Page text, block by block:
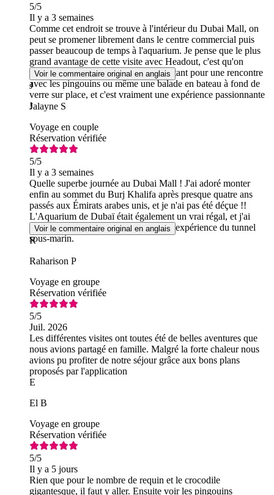
5/5
Il y a 3 semaines
Comme cet endroit se trouve à l'intérieur du Dubai Mall, on
peut se promener librement dans le centre commercial puis
passer beaucoup de temps à l'aquarium. Je pense que le plus
grand avantage de cette visite avec Headout, c'est qu'on
pouvait enrichir son expérience en optant pour une rencontre
avec les pingouins ou même une balade en bateau à fond de
verre sur place, et c'est vraiment une expérience passionnante
!
Voir le commentaire original en anglais
J
Jalayne S
Voyage en couple
Réservation vérifiée
5/5
Il y a 3 semaines
Quelle superbe journée au Dubai Mall ! J'ai adoré monter
enfin au sommet du Burj Khalifa après presque quatre ans
passés aux Émirats arabes unis, et je n'ai pas été déçue !!
L'Aquarium de Dubaï était également un vrai régal, et j'ai
particulièrement apprécié l'incroyable expérience du tunnel
sous-marin.
Voir le commentaire original en anglais
R
Raharison P
Voyage en groupe
Réservation vérifiée
5/5
Juil. 2026
Les différentes visites ont toutes été de belles aventures que
nous avions partagé en famille. Malgré la forte chaleur nous
avions pu profiter de notre séjour grâce aux bons plans
proposés par l'application
E
El B
Voyage en groupe
Réservation vérifiée
5/5
Il y a 5 jours
Rien que pour le nombre de requin et le crocodile
gigantesque, il faut y aller. Ensuite voir les pingouins